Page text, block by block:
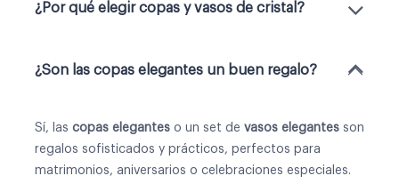
¿Por qué elegir copas y vasos de cristal?
¿Son las copas elegantes un buen regalo?
Sí, las copas elegantes o un set de vasos elegantes son
regalos sofisticados y prácticos, perfectos para
matrimonios, aniversarios o celebraciones especiales.